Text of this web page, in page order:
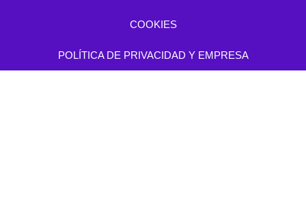
COOKIES
POLÍTICA DE PRIVACIDAD Y EMPRESA